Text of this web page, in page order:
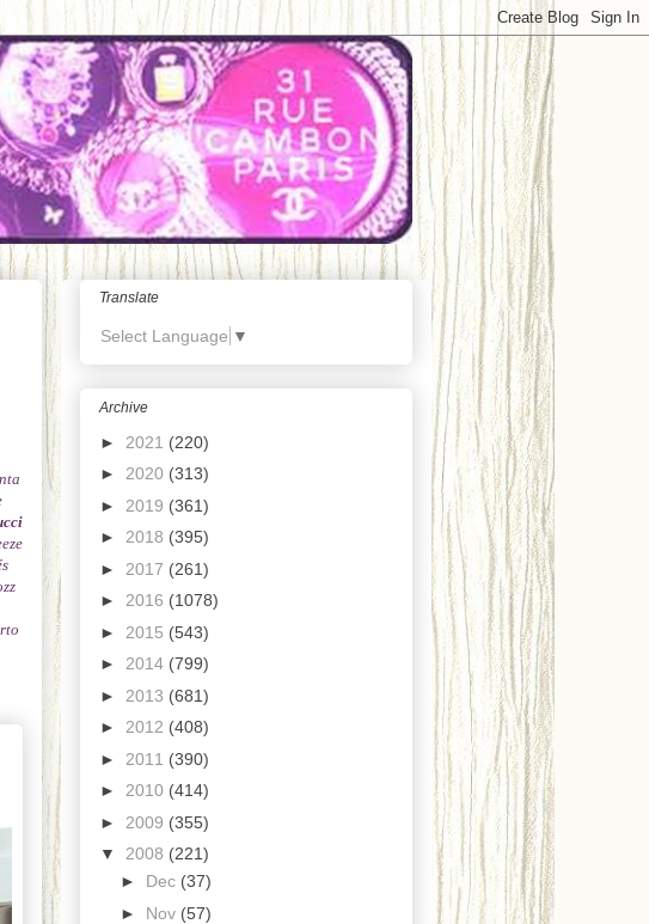
Translate
Select Language ▼
Archive
► 2021 (220)
► 2020 (313)
► 2019 (361)
► 2018 (395)
► 2017 (261)
► 2016 (1078)
► 2015 (543)
► 2014 (799)
► 2013 (681)
► 2012 (408)
► 2011 (390)
► 2010 (414)
► 2009 (355)
▼ 2008 (221)
► Dec (37)
► Nov (57)